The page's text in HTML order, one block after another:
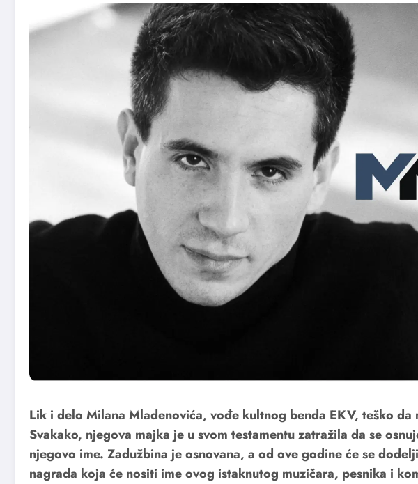
Lik i delo Milana Mladenovića, vođe kultnog benda EKV, teško
Svakako, njegova majka je u svom testamentu zatražila da se
njegovo ime. Zadužbina je osnovana, a od ove godine će se
nagrada koja će nositi ime ovog istaknutog muzičara, pesnika i